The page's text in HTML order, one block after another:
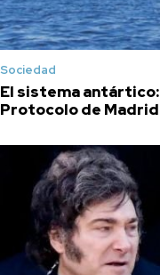
Sociedad
El sistema antártico:
Protocolo de